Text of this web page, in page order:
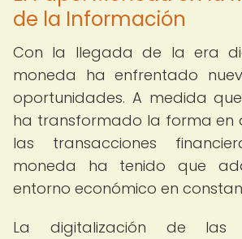
de la Información
Con la llegada de la era
moneda ha enfrentado
oportunidades. A medida
ha transformado la forma en
las transacciones
moneda ha tenido que
entorno económico en
La digitalización de las